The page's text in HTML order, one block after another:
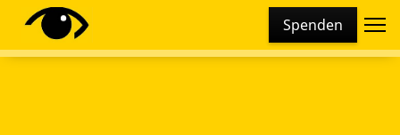
Spenden
Diese Webseite setzt verschiedene Cookies und
Tracking-Tools ein. Dies beinhaltet Cookies und